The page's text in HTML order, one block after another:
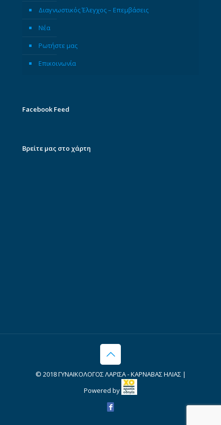
Διαγνωστικός Έλεγχος – Επεμβάσεις
Νέα
Ρωτήστε μας
Επικοινωνία
Facebook Feed
Βρείτε μας στο χάρτη
© 2018 ΓΥΝΑΙΚΟΛΟΓΟΣ ΛΑΡΙΣΑ - ΚΑΡΝΑΒΑΣ ΗΛΙΑΣ |
Powered by